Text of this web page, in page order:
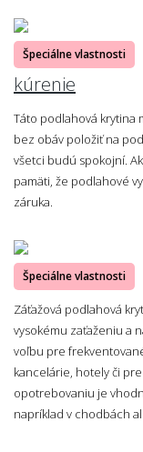
Špeciálne vlastnosti
kúrenie
Táto podlahová krytina
bez obáv položiť na
všetci budú spokojní.
pamäti, že podlahové
záruka.
Špeciálne vlastnosti
Záťažová podlahová
vysokému zaťaženiu a
voľbu pre
kancelárie, hotely či
opotrebovaniu je
napríklad v chodbách